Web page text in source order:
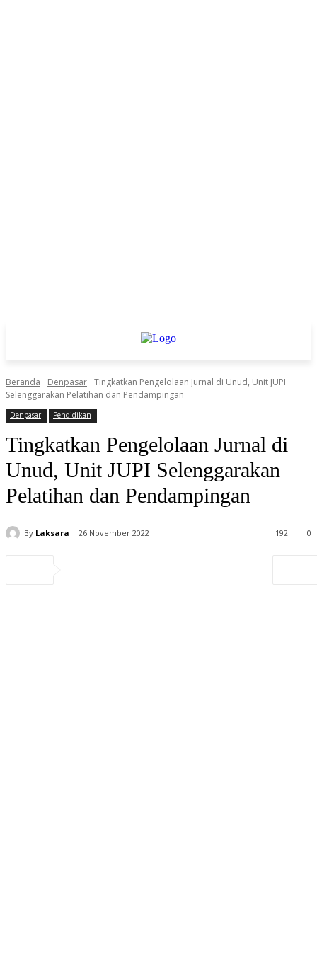
Beranda Denpasar Tingkatkan Pengelolaan Jurnal di Unud, Unit JUPI
Selenggarakan Pelatihan dan Pendampingan
Denpasar Pendidikan
Tingkatkan Pengelolaan Jurnal di
Unud, Unit JUPI Selenggarakan
Pelatihan dan Pendampingan
By Laksara 26 November 2022 0
192